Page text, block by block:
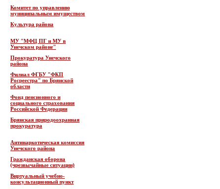
Комитет по управлению
муниципальным имуществом
Культура района
МУ "МФЦ ПГ и МУ в
Унечском районе"
Прокуратура Унечского
района
Филиал ФГБУ "ФКП
Росреестра" по Брянской
области
Фонд пенсионного и
социального страхования
Российской Федерации
Брянская природоохранная
прокуратура
Антинаркотическая комиссия
Унечского района
Гражданская оборона
(чрезвычайные ситуации)
Виртуальный учебно-
консультационный пункт